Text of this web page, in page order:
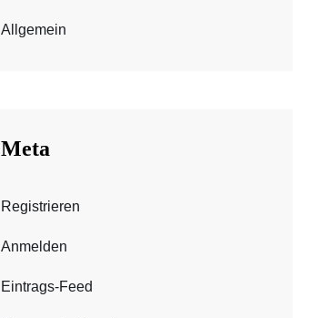
Allgemein
Meta
Registrieren
Anmelden
Eintrags-Feed